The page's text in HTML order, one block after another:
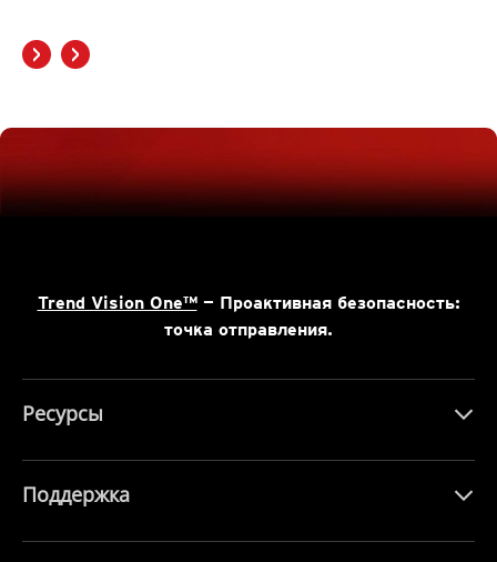
Trend Vision One™— Проактивная безопасность:
точка отправления.
Ресурсы
Поддержка